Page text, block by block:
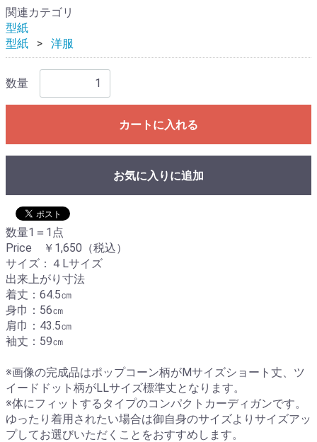
関連カテゴリ
型紙
型紙
洋服
数量
カートに入れる
お気に入りに追加
数量1＝1点
Price ￥1,650（税込）
サイズ：４Lサイズ
出来上がり寸法
着丈：64.5㎝
身巾：56㎝
肩巾：43.5㎝
袖丈：59㎝
※画像の完成品はポップコーン柄がMサイズショート丈、ツ
イードドット柄がLLサイズ標準丈となります。
※体にフィットするタイプのコンパクトカーディガンです。
ゆったり着用されたい場合は御自身のサイズよりサイズアッ
プしてお選びいただくことをおすすめします。